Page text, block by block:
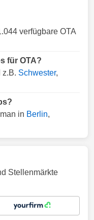
verfügbare OTA
für OTA?
z.B. Schwester,
in Berlin,
Stellenmärkte